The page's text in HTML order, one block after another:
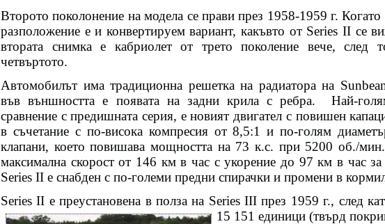
Второто поколонение на модела се прави през 1958-1959 г.
разположение е и конвертируем вариант, какъвто от Series II се
втората снимка е кабриолет от трето поколение вече, след
четвъртото.
Автомобилът има традиционна решетка на радиатора на
във външността е появата на задни крила с ребра.
Най-
сравнение с предишната серия, е новият двигател с повишен
в съчетание с по-висока компресия от 8,5:1 и по-голям
клапани, което повишава мощността на 73 к.с. при 5200 об./
максимална скорост от 146 км в час с укорение до 97 км в час
Series II е снабден с по-големи предни спирачки и промени в
Series II е преустановена в полза на Series III през 1959 г., след
15 151 единици (твърд